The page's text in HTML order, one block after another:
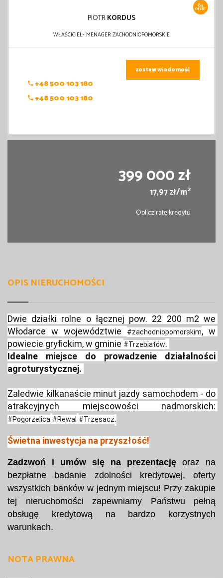
84
OFERT
PIOTRKORDUS
WŁAŚCICIEL- MENAGER ZACHODNIOPOMORSKIE
+48 500 103 180
+48 500 103 180
zostaw wiadomość
399 000 zł
17,97 zł/m2
Oblicz ratę kredytu
OPIS NIERUCHOMOŚCI
Dwie działki rolne o łącznej pow. 22 200 m2 we
Włodarce w województwie
#zachodniopomorskim, w
powiecie gryfickim, w gminie #Trzebiatów.
Idealne miejsce do prowadzenie działalności
agroturystycznej.
Zaledwie kilkanaście minut jazdy samochodem - do
atrakcyjnych miejscowości nadmorskich:
#Pogorzelica #Rewal #Trzęsacz.
Świetna inwestycja na przyszłość!
Zadzwoń i umów się na prezentację oraz na
bezpłatne badanie zdolności kredytowej, oferty
wszystkich banków w jednym miejscu! Przy zakupie
tej nieruchomości zapewniamy Państwu pełną
obsługę kredytową na bardzo korzystnych
warunkach.
NOTA PRAWNA